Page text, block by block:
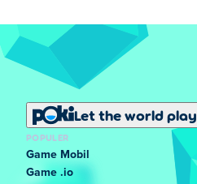
Let the world play
POPULER
Game Mobil
Game .io